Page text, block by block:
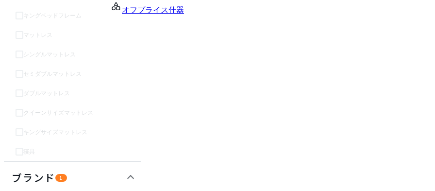
オフプライス什器
キングベッドフレーム
マットレス
シングルマットレス
セミダブルマットレス
ダブルマットレス
クイーンサイズマットレス
キングサイズマットレス
寝具
ブランド 1